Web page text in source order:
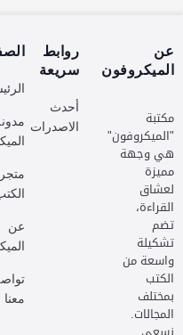
عن
الميكروفون
مكتبة
"الميكروفون"
هي وجهة
مميزة
لعشاق
القراءة،
تضم
تشكيلة
واسعة من
الكتب
بمختلف
المجالات.
روابط
سريعة
أحدث
الاصدرات
متجر
عن
معنا